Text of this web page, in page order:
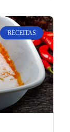
RECEITAS